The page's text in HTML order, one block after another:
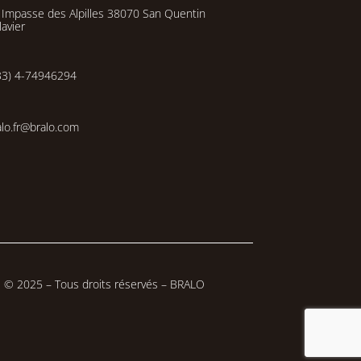
des Alpilles 38070 San Quentin
4-74946294
© 2025 – Tous droits réservés – BRALO